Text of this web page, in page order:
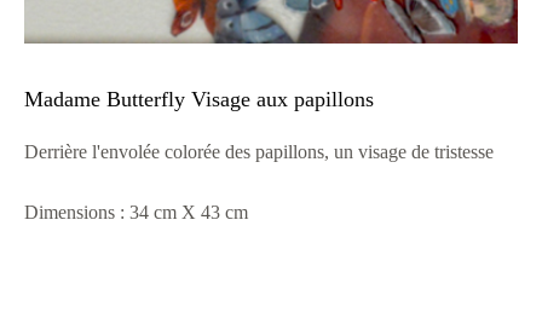
Madame Butterfly Visage aux papillons
Derrière l'envolée colorée des papillons, un visage de tristesse
Dimensions : 34 cm X 43 cm